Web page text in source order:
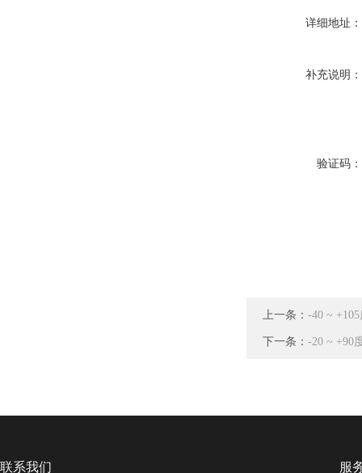
详细地址：
补充说明：
验证码：
上一条： -40 ~
下一条： -20 ~ +90
联系我们 服